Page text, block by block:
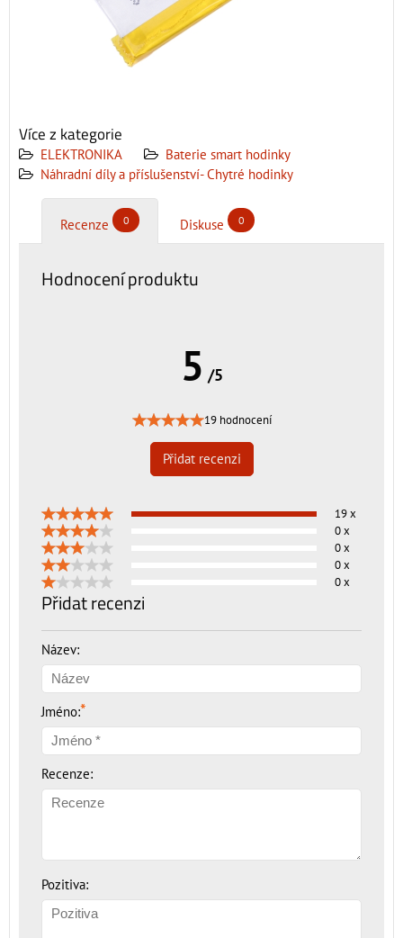
Více z kategorie
ELEKTRONIKA
Baterie smart hodinky
Náhradní díly a příslušenství- Chytré hodinky
Recenze 0 Diskuse 0
Hodnocení produktu
5 /5
19 hodnocení
Přidat recenzi
19 x
0 x
0 x
0 x
0 x
Přidat recenzi
Název:
Jméno:*
Recenze:
Pozitiva: